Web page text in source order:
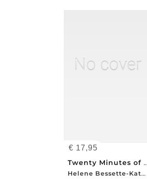
€ 17,95
Twenty Minutes of Silence
Helene Bessette-Kate Briggs